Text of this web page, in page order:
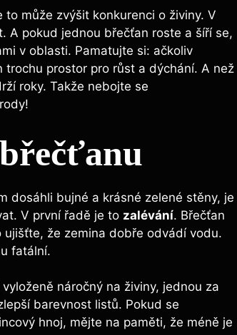
může zvýšit konkurenci o živiny. V
A pokud jednou břečťan roste a šíří se,
v oblasti. Pamatujte si: ačkoliv
prostor pro růst a dýchání. A než
roky. Takže nebojte se
dosáhli bujné a krásné zelené stěny, je
V první řadě je to zalévání. Břečťan
že zemina dobře odvádí vodu.
fatální.
náročný na živiny, jednou za
barevnost listů. Pokud se
hnoj, mějte na paměti, že méně je